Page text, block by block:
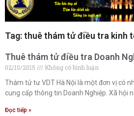
Tag: thuê thám tử điều tra kinh
Thuê thám tử điều tra Doanh
02/10/2015
Không có bình luận
Thám tử tư VDT Hà Nội là một đơn vị có
cung cấp thông tin Doanh Nghiệp. Xã hội
Đọc tiếp »